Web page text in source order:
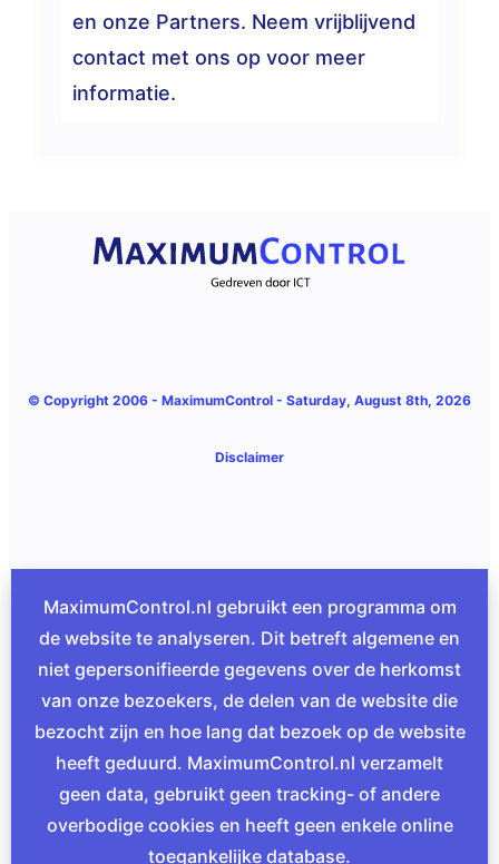
en onze Partners. Neem vrijblijvend
contact met ons op voor meer
informatie.
© Copyright 2006 - MaximumControl - Saturday, August 8th, 2026
Disclaimer
MaximumControl.nl gebruikt een programma om
de website te analyseren. Dit betreft algemene en
niet gepersonifieerde gegevens over de herkomst
van onze bezoekers, de delen van de website die
bezocht zijn en hoe lang dat bezoek op de website
heeft geduurd. MaximumControl.nl verzamelt
geen data, gebruikt geen tracking- of andere
overbodige cookies en heeft geen enkele online
toegankelijke database.